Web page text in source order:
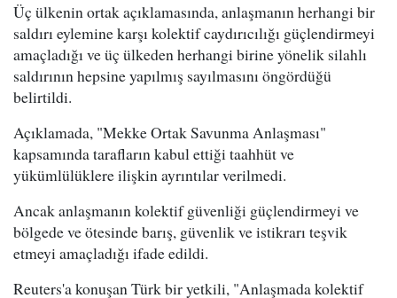
Üç ülkenin ortak açıklamasında, anlaşmanın herhangi bir
saldırı eylemine karşı kolektif caydırıcılığı güçlendirmeyi
amaçladığı ve üç ülkeden herhangi birine yönelik silahlı
saldırının hepsine yapılmış sayılmasını öngördüğü
belirtildi.
Açıklamada, "Mekke Ortak Savunma Anlaşması"
kapsamında tarafların kabul ettiği taahhüt ve
yükümlülüklere ilişkin ayrıntılar verilmedi.
Ancak anlaşmanın kolektif güvenliği güçlendirmeyi ve
bölgede ve ötesinde barış, güvenlik ve istikrarı teşvik
etmeyi amaçladığı ifade edildi.
Reuters'a konuşan Türk bir yetkili, "Anlaşmada kolektif